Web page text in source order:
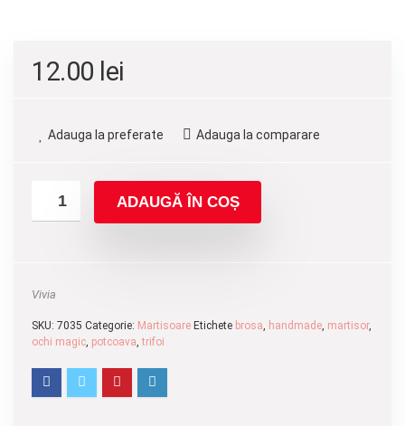
12.00 lei
Adauga la preferate Adauga la comparare
ADAUGĂ ÎN COȘ
Vivia
SKU: 7035 Categorie: Martisoare Etichete brosa, handmade, martisor,
ochi magic, potcoava,trifoi